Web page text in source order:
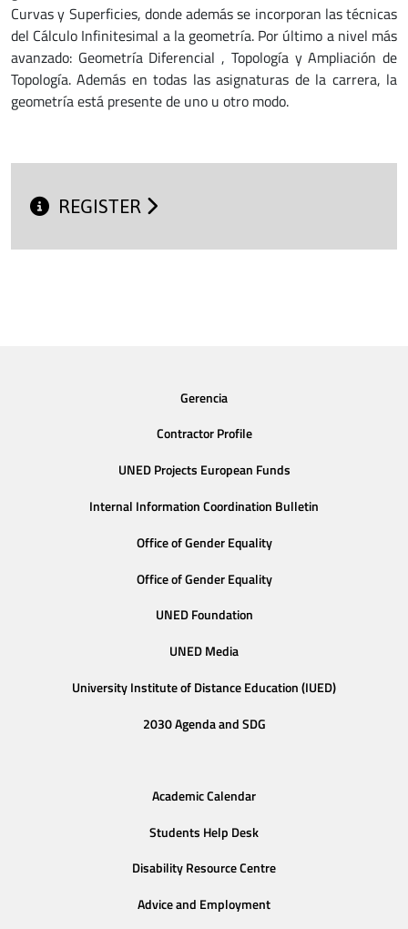
Curvas y Superficies, donde además se incorporan las técnicas
del Cálculo Infinitesimal a la geometría. Por último a nivel más
avanzado: Geometría Diferencial , Topología y Ampliación de
Topología. Además en todas las asignaturas de la carrera, la
geometría está presente de uno u otro modo.
REGISTER
Gerencia
Contractor Profile
UNED Projects European Funds
Internal Information Coordination Bulletin
Office of Gender Equality
Office of Gender Equality
UNED Foundation
UNED Media
University Institute of Distance Education (IUED)
2030 Agenda and SDG
Academic Calendar
Students Help Desk
Disability Resource Centre
Advice and Employment